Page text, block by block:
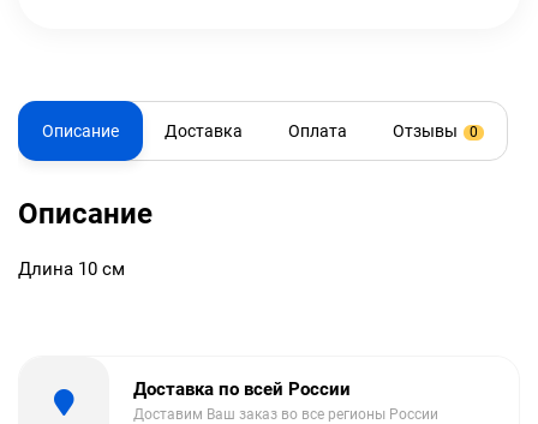
Описание Доставка Оплата Отзывы 0
Описание
Длина 10 см
Доставка по всей России
Доставим Ваш заказ во все регионы России